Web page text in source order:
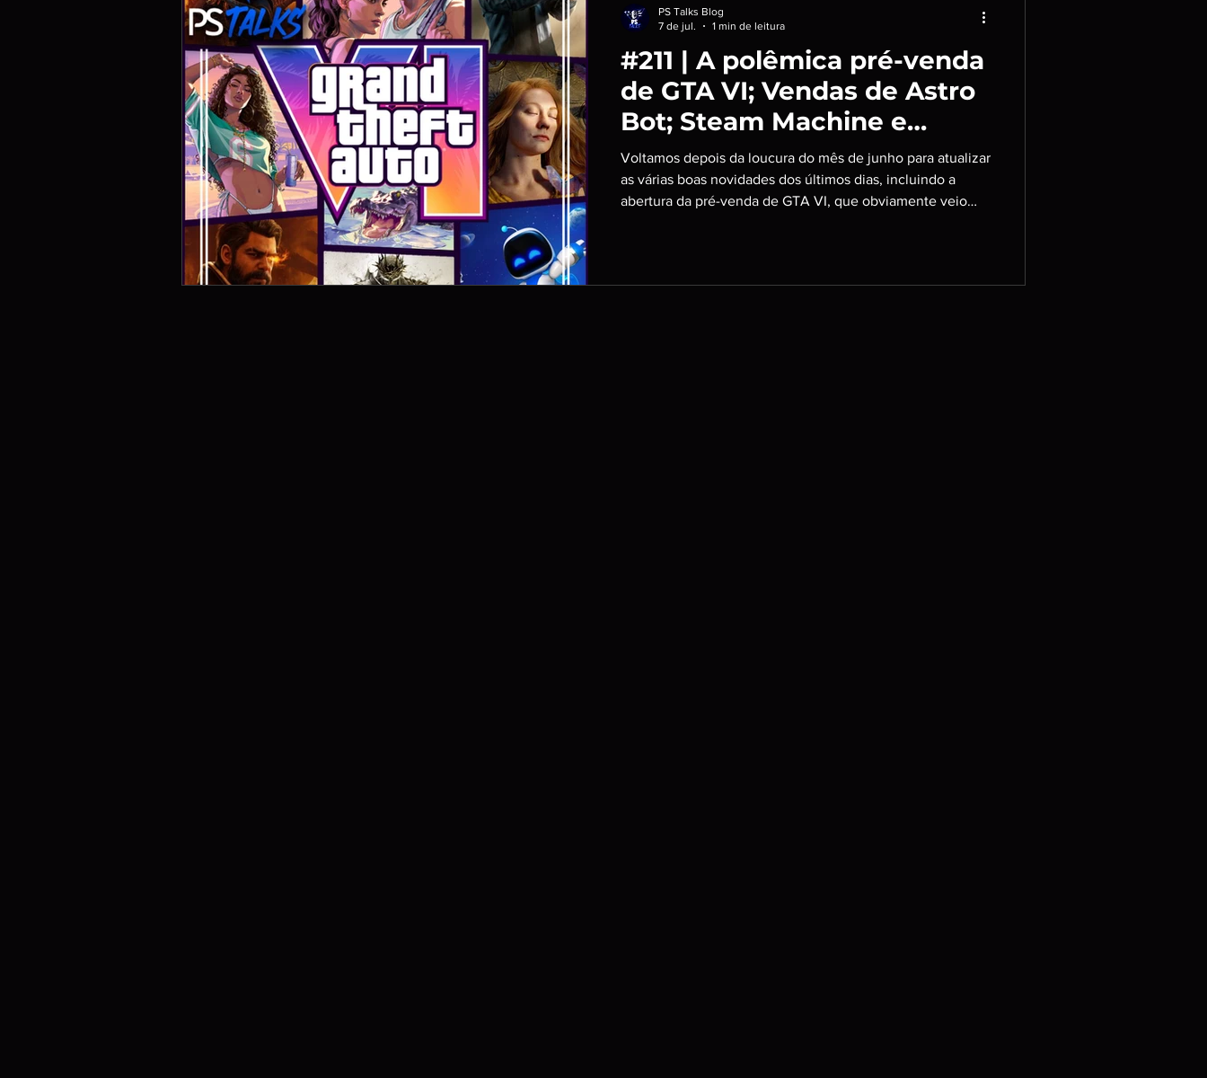
#211 | A polêmica pré-venda
de GTA VI; Vendas de Astro
Bot; Steam Machine e
MUITAS atualizações legais
Voltamos depois da loucura do mês de junho para atualizar
as várias boas novidades dos últimos dias, incluindo a
abertura da pré-venda de GTA VI, que obviamente veio
PS Talks Blog
7 de jul.
1 min de leitura